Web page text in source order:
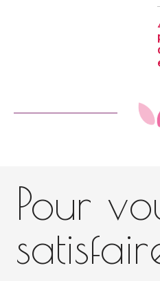
Pour